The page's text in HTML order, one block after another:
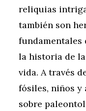
reliquias
también son
fundamentales
la historia de
vida. A través
fósiles, niños y
sobre